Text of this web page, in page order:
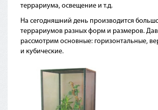
террариума, освещение и т.д.
На сегодняшний день производится
террариумов разных форм и размеров.
рассмотрим основные: горизонтальные,
и кубические.